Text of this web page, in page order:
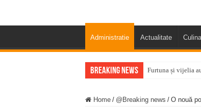
Administratie Actualitate
Breaking News Furtuna și vijelia
ANUNŢ OPRIRE
Home / @Breaking news / O nouă